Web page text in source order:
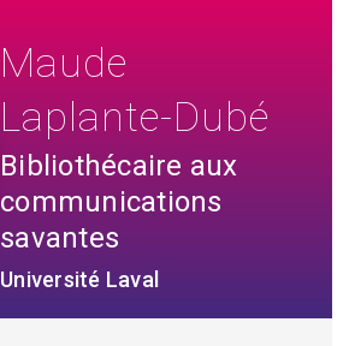
Maude
Laplante-Dubé
Bibliothécaire aux
communications
savantes
Université Laval